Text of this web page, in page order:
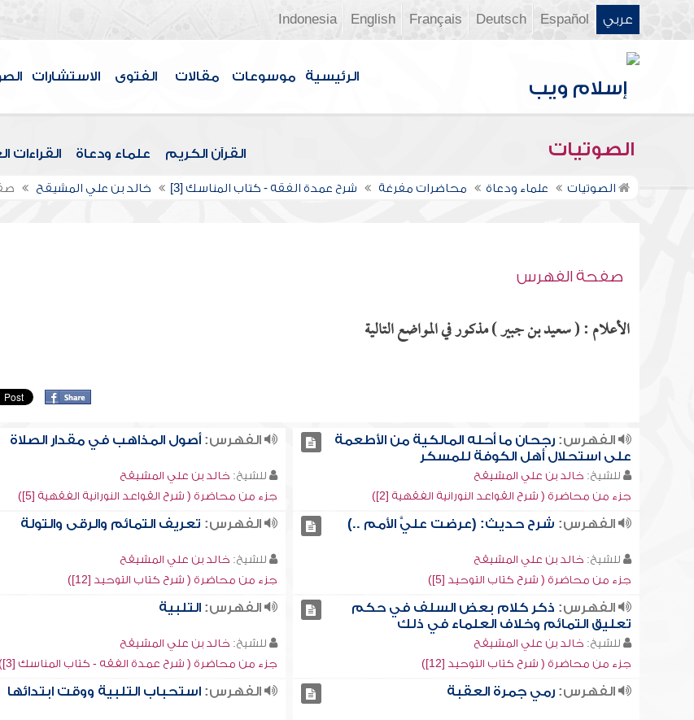
عربي Español
Deutsch
Français
English
Indonesia
الرئيسية موسوعات مقالات الفتوى الاستشارات
الصوتيات القرآن الكريم علماء ودعاة القراءات
الصوتيات علماء ودعاة محاضرات مفرغة شرح عمدة الفقه - كتاب المناسك [3] خالد بن علي المشيقح
صفحة الفهرس
الأعلام : ( سعيد بن جبير ) مذكور في المواضع التالية
الفهرس:رجحان ما أحله المالكية من الأطعمة
على استحلال أهل الكوفة للمسكر
للشيخ: خالد بن علي المشيقح
جزء من محاضرة ( شرح القواعد النورانية الفقهية [2])
الفهرس: أصول المذاهب في مقدار الصلاة
للشيخ: خالد بن علي المشيقح
جزء من محاضرة ( شرح القواعد النورانية الفقهية [5])
الفهرس: شرح حديث: (عرضت عليَّ الأمم ..)
للشيخ: خالد بن علي المشيقح
جزء من محاضرة ( شرح كتاب التوحيد [5])
الفهرس: تعريف التمائم والرقى والتولة
للشيخ: خالد بن علي المشيقح
جزء من محاضرة ( شرح كتاب التوحيد [12])
الفهرس: ذكر كلام بعض السلف في حكم
تعليق التمائم وخلاف العلماء في ذلك
للشيخ: خالد بن علي المشيقح
جزء من محاضرة ( شرح كتاب التوحيد [12])
الفهرس: التلبية
للشيخ: خالد بن علي المشيقح
جزء من محاضرة ( شرح عمدة الفقه - كتاب المناسك [3])
الفهرس:رمي جمرة العقبة الفهرس: استحباب التلبية ووقت ابتدائها